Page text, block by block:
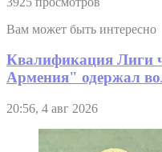
Вам может быть интересно
Квалификация Лиги
Армения" одержал
20:56, 4 авг 2026